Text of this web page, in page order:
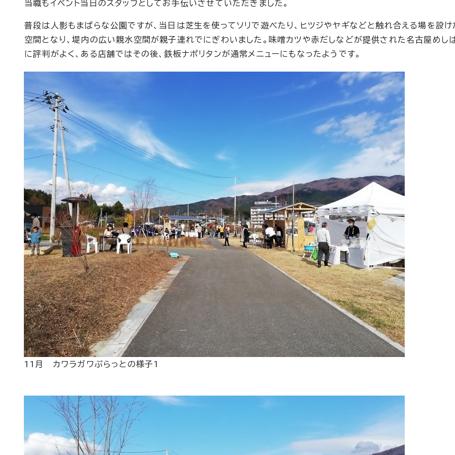
当職もイベント当日のスタッフとしてお手伝いさせていただきました。
普段は人影もまばらな公園ですが、当日は芝生を使ってソリで遊べたり、ヒツジやヤギなどと触れ合える場を設け
空間となり、堤内の広い親水空間が親子連れでにぎわいました。味噌カツや赤だしなどが提供された名古屋めし
に評判がよく、ある店舗ではその後、鉄板ナポリタンが通常メニューにもなったようです。
11月 カワラガワぷらっとの様子1